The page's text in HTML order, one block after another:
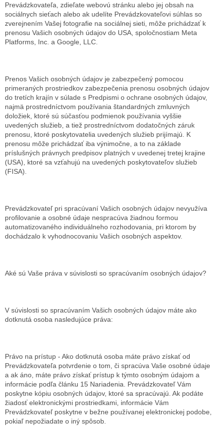
Prevádzkovateľa, zdieľate webovú stránku alebo jej obsah na
sociálnych sieťach alebo ak udelíte Prevádzkovateľovi súhlas so
zverejnením Vašej fotografie na sociálnej sieti, môže prichádzať k
prenosu Vašich osobných údajov do USA, spoločnostiam Meta
Platforms, Inc. a Google, LLC.
Prenos Vašich osobných údajov je zabezpečený pomocou
primeraných prostriedkov zabezpečenia prenosu osobných údajov
do tretích krajín v súlade s Predpismi o ochrane osobných údajov,
najmä prostredníctvom používania štandardných zmluvných
doložiek, ktoré sú súčasťou podmienok používania vyššie
uvedených služieb, a tiež prostredníctvom dodatočných záruk
prenosu, ktoré poskytovatelia uvedených služieb prijímajú. K
prenosu môže prichádzať iba výnimočne, a to na základe
príslušných právnych predpisov platných v uvedenej tretej krajine
(USA), ktoré sa vzťahujú na uvedených poskytovateľov služieb
(FISA).
Prevádzkovateľ pri spracúvaní Vašich osobných údajov nevyužíva
profilovanie a osobné údaje nespracúva žiadnou formou
automatizovaného individuálneho rozhodovania, pri ktorom by
dochádzalo k vyhodnocovaniu Vašich osobných aspektov.
Aké sú Vaše práva v súvislosti so spracúvaním osobných údajov?
V súvislosti so spracúvaním Vašich osobných údajov máte ako
dotknutá osoba nasledujúce práva:
Právo na prístup - Ako dotknutá osoba máte právo získať od
Prevádzkovateľa potvrdenie o tom, či spracúva Vaše osobné údaje
a ak áno, máte právo získať prístup k týmto osobným údajom a
informácie podľa článku 15 Nariadenia. Prevádzkovateľ Vám
poskytne kópiu osobných údajov, ktoré sa spracúvajú. Ak podáte
žiadosť elektronickými prostriedkami, informácie Vám
Prevádzkovateľ poskytne v bežne používanej elektronickej podobe,
pokiaľ nepožiadate o iný spôsob.